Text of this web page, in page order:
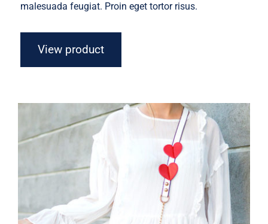
malesuada feugiat. Proin eget tortor risus.
View product